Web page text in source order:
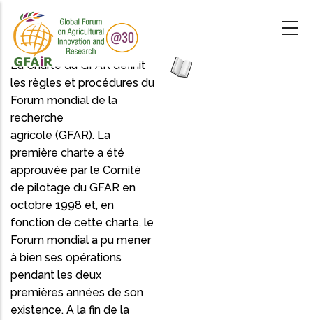
main
content
La Charte du GFAR définit
les règles et procédures du
Forum mondial de la
recherche
agricole (GFAR). La
première charte a été
approuvée par le Comité
de pilotage du GFAR en
octobre 1998 et, en
fonction de cette charte, le
Forum mondial a pu mener
à bien ses opérations
pendant les deux
premières années de son
existence. A la fin de la